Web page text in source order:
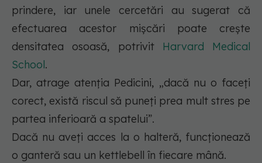
prindere, iar unele cercetări au sugerat că
efectuarea acestor mișcări poate crește
densitatea osoasă, potrivit Harvard Medical
School.
Dar, atrage atenția Pedicini, „dacă nu o faceți
corect, există riscul să puneți prea mult stres pe
partea inferioară a spatelui”.
Dacă nu aveți acces la o halteră, funcționează
o ganteră sau un kettlebell în fiecare mână.